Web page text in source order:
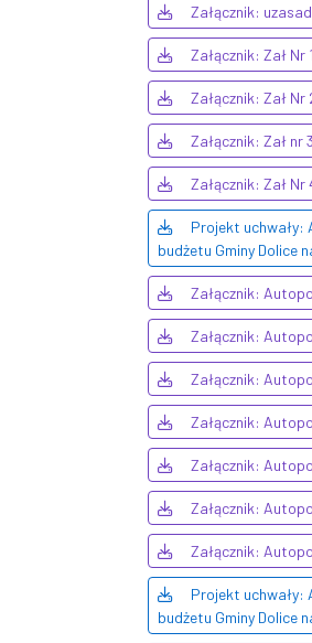
Załącznik:
Załącznik: Zał Nr
Załącznik: Zał Nr
Załącznik: Zał nr
Załącznik: Zał
Projekt uchwały:
budżetu Gminy Dolice
Załącznik:
Załącznik:
Załącznik:
Załącznik:
Załącznik:
Załącznik:
Załącznik:
Projekt uchwały:
budżetu Gminy Dolice